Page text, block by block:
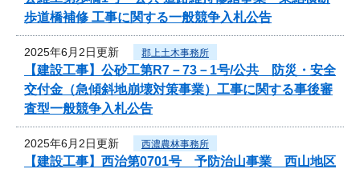
歩道橋補修 工事に関する一般競争入札公告
2025年6月2日更新 郡上土木事務所
【建設工事】公砂工第R7－73－1号/公共 防災・安全
交付金（急傾斜地崩壊対策事業）工事に関する事後審
査型一般競争入札公告
2025年6月2日更新 西濃農林事務所
【建設工事】西治第0701号 予防治山事業 西山地区